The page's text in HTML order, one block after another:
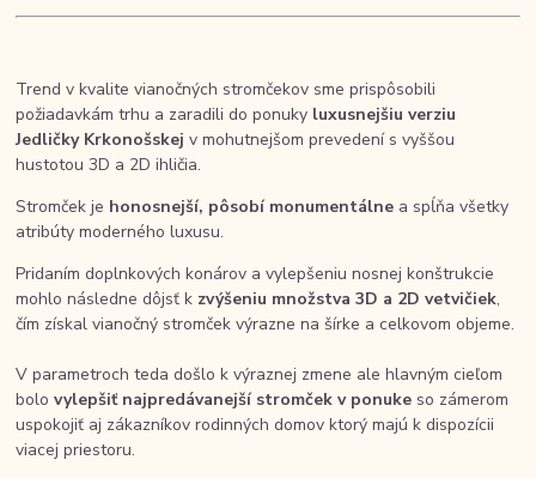
Trend v kvalite vianočných stromčekov sme prispôsobili
požiadavkám trhu a zaradili do ponuky luxusnejšiu verziu
Jedličky Krkonošskej v mohutnejšom prevedení s vyššou
hustotou 3D a 2D ihličia.
Stromček je honosnejší, pôsobí monumentálne a spĺňa všetky
atribúty moderného luxusu.
Pridaním doplnkových konárov a vylepšeniu nosnej konštrukcie
mohlo následne dôjsť k zvýšeniu množstva 3D a 2D vetvičiek,
čím získal vianočný stromček výrazne na šírke a celkovom objeme.
V parametroch teda došlo k výraznej zmene ale hlavným cieľom
bolovylepšiť najpredávanejší stromček v ponuke so zámerom
uspokojiť aj zákazníkov rodinných domov ktorý majú k dispozícii
viacej priestoru.